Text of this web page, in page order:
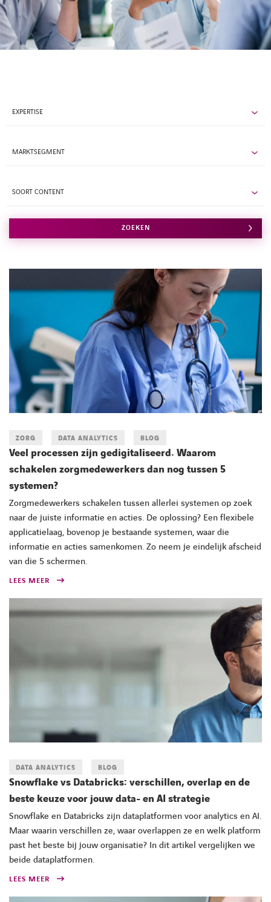
Kennisbank
Referenties
EXPERTISE
MARKTSEGMENT
SOORT CONTENT
ZOEKEN
ZORG DATA ANALYTICS BLOG
Veel processen zijn gedigitaliseerd. Waarom
schakelen zorgmedewerkers dan nog tussen 5
systemen?
Zorgmedewerkers schakelen tussen allerlei systemen op zoek
naar de juiste informatie en acties. De oplossing? Een flexibele
applicatielaag, bovenop je bestaande systemen, waar die
informatie en acties samenkomen. Zo neem je eindelijk afscheid
van die 5 schermen.
LEES MEER
DATA ANALYTICS BLOG
Snowflake vs Databricks: verschillen, overlap en de
beste keuze voor jouw data- en AI strategie
Snowflake en Databricks zijn dataplatformen voor analytics en AI.
Maar waarin verschillen ze, waar overlappen ze en welk platform
past het beste bij jouw organisatie? In dit artikel vergelijken we
beide dataplatformen.
LEES MEER